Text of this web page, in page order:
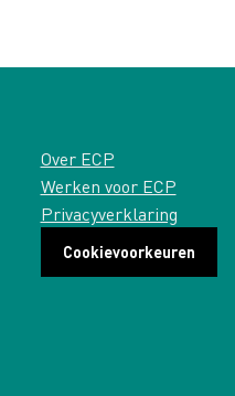
Over ECP
Werken voor ECP
Privacyverklaring
Cookievoorkeuren